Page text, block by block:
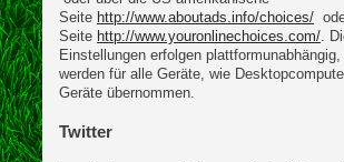
Seite http://www.aboutads.info/choices/
Seite http://www.youronlinechoices.com/.
Einstellungen erfolgen
werden für alle Geräte, wie
Geräte übernommen.
Twitter